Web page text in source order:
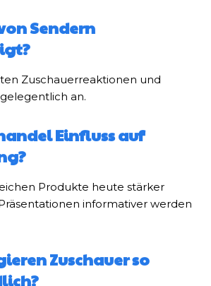
Sendern
Zuschauerreaktionen und
an.
Einfluss auf
Produkte heute stärker
informativer werden
Zuschauer so